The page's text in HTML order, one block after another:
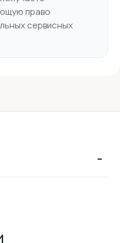
право
сервисных
-